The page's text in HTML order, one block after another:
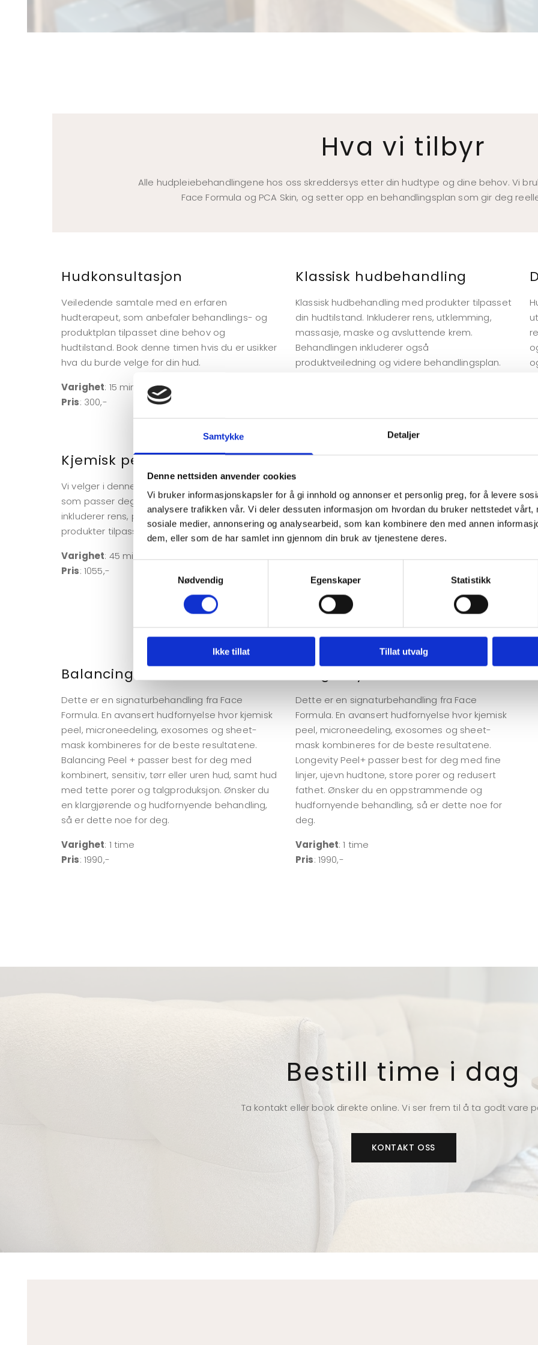
Samtykke Detaljer
Denne nettsiden anvender cookies
Vi bruker informasjonskapsler for å gi innhold og annonser et personlig preg, for å levere
analysere trafikken vår. Vi deler dessuten informasjon om hvordan du bruker nettstedet vårt,
sosiale medier, annonsering og analysearbeid, som kan kombinere den med annen
dem, eller som de har samlet inn gjennom din bruk av tjenestene deres.
Nødvendig
Egenskaper Statistikk
Ikke tillat Tillat utvalg
Hva vi tilbyr
Alle hudpleiebehandlingene hos oss skreddersys etter din hudtype og dine behov. Vi
Face Formula og PCA Skin, og setter opp en behandlingsplan som gir deg
Hudkonsultasjon
Veiledende samtale med en erfaren
hudterapeut, som anbefaler behandlings- og
produktplan tilpasset dine behov og
hudtilstand. Book denne timen hvis du er usikker
hva du burde velge for din hud.
Varighet: 15 min.
Pris: 300,-
Klassisk hudbehandling
Klassisk hudbehandling med produkter tilpasset
din hudtilstand. Inkluderer rens, utklemming,
massasje, maske og avsluttende krem.
Behandlingen inkluderer også
produktveiledning og videre behandlingsplan.
Kjemisk peel
Vi velger i denne behandlingen en kjemisk peel
som passer deg og dine behov. Behandlingen
inkluderer rens, peeling og avsluttende
produkter tilpasset din hud.
Varighet: 45 min.
Pris: 1055,-
Led-lysterapi
å dempe irritasjon og øke kollagenproduksjon i
huden. I denne behandlingen inkluderer vi rens,
avsluttende krem og serum tilpasset deg.
Maske er ikke inkludert i prisen. Behandlingen
virker også antibakterielt, og passer derfor
perfekt for alle hudtyper.
Varighet
: 45 min.
895,-
Balancing Peel+
Dette er en signaturbehandling fra Face
Formula. En avansert hudfornyelse hvor kjemisk
peel, microneedeling, exosomes og sheet-
mask kombineres for de beste resultatene.
Balancing Peel + passer best for deg med
kombinert, sensitiv, tørr eller uren hud, samt hud
med tette porer og talgproduksjon. Ønsker du
en klargjørende og hudfornyende behandling,
så er dette noe for deg.
Varighet: 1 time
Pris: 1990,-
Dette er en signaturbehandling fra Face
Formula. En avansert hudfornyelse hvor kjemisk
peel, microneedeling, exosomes og sheet-
mask kombineres for de beste resultatene.
Longevity Peel+ passer best for deg med fine
linjer, ujevn hudtone, store porer og redusert
fathet. Ønsker du en oppstrammende og
hudfornyende behandling, så er dette noe for
deg.
Varighet: 1 time
Pris: 1990,-
Bestill time i dag
Ta kontakt eller book direkte online. Vi ser frem til å ta godt vare
KONTAKT OSS